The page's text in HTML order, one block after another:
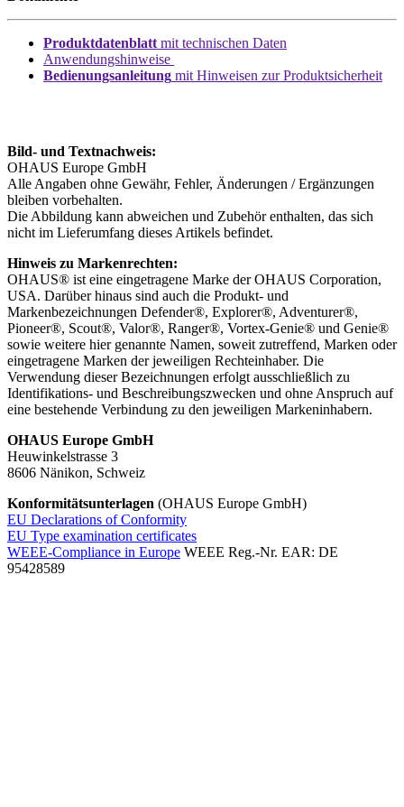
Produktdatenblattmit technischen Daten
Anwendungshinweise
Bedienungsanleitung mit Hinweisen zur Produktsicherheit
Bild- und Textnachweis:
OHAUS Europe GmbH
Alle Angaben ohne Gewähr, Fehler, Änderungen / Ergänzungen
bleiben vorbehalten.
Die Abbildung kann abweichen und Zubehör enthalten, das sich
nicht im Lieferumfang dieses Artikels befindet.
Hinweis zu Markenrechten:
OHAUS® ist eine eingetragene Marke der OHAUS Corporation,
USA. Darüber hinaus sind auch die Produkt- und
Markenbezeichnungen Defender®, Explorer®, Adventurer®,
Pioneer®, Scout®, Valor®, Ranger®, Vortex-Genie® und Genie®
sowie weitere hier genannte Namen, soweit zutreffend, Marken oder
eingetragene Marken der jeweiligen Rechteinhaber. Die
Verwendung dieser Bezeichnungen erfolgt ausschließlich zu
Identifikations- und Beschreibungszwecken und ohne Anspruch auf
eine bestehende Verbindung zu den jeweiligen Markeninhabern.
OHAUS Europe GmbH
Heuwinkelstrasse 3
8606 Nänikon, Schweiz
Konformitätsunterlagen (OHAUS Europe GmbH)
EU Declarations of Conformity
EU Type examination certificates
WEEE-Compliance in Europe WEEE Reg.-Nr. EAR: DE
95428589